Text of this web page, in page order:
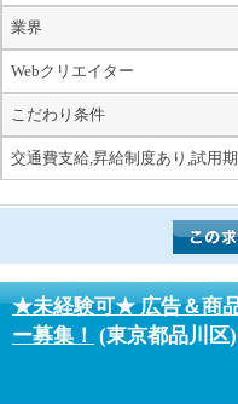
業界
Webクリエイター
こだわり条件
交通費支給,昇給制度あり,試用
★未経験可★ 広告＆商
ー募集！ (東京都品川区)